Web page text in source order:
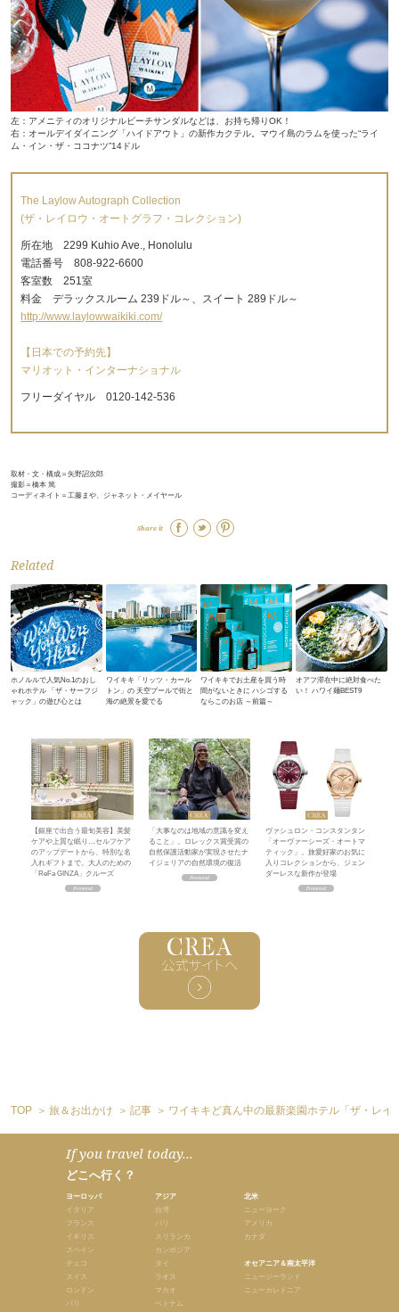
左：アメニティのオリジナルビーチサンダルなどは、お持ち帰りOK！
右：オールデイダイニング「ハイドアウト」の新作カクテル。マウイ島のラムを使った“ライ
ム・イン・ザ・ココナツ”14ドル
The Laylow Autograph Collection
(ザ・レイロウ・オートグラフ・コレクション)
所在地 2299 Kuhio Ave., Honolulu
電話番号 808-922-6600
客室数 251室
料金 デラックスルーム 239ドル～、スイート 289ドル～
http://www.laylowwaikiki.com/
【日本での予約先】
マリオット・インターナショナル
フリーダイヤル 0120-142-536
取材・文・構成＝矢野詔次郎
撮影＝橋本 篤
コーディネイト＝工藤まや、ジャネット・メイヤール
Share it
Related
ホノルルで人気No.1のおし
ゃれホテル 「ザ・サーフジ
ャック」の遊び心とは
ワイキキ「リッツ・カール
トン」の 天空プールで街と
海の絶景を愛でる
ワイキキでお土産を買う時
間がないときに ハシゴする
ならこのお店 ～前篇～
オアフ滞在中に絶対食べた
い！ ハワイ麺BEST9
【銀座で出合う最旬美容】美髪
ケアや上質な眠り…セルフケア
のアップデートから、特別な名
入れギフトまで。大人のための
「ReFa GINZA」クルーズ
「大事なのは地域の意識を変え
ること」。ロレックス賞受賞の
自然保護活動家が実現させたナ
イジェリアの自然環境の復活
ヴァシュロン・コンスタンタン
「オーヴァーシーズ・オートマ
ティック」。旅愛好家のお気に
入りコレクションから、ジェン
ダーレスな新作が登場
TOP 旅＆お出かけ 記事 ワイキキど真ん中の最新楽園ホテル「ザ・レイ
If you travel today...
どこへ行く？
ヨーロッパ
イタリア
フランス
イギリス
スペイン
チェコ
スイス
ロンドン
パリ
アジア
台湾
バリ
スリランカ
カンボジア
タイ
ラオス
マカオ
ベトナム
北米
ニューヨーク
アメリカ
カナダ
オセアニア＆南太平洋
ニュージーランド
ニューカレドニア